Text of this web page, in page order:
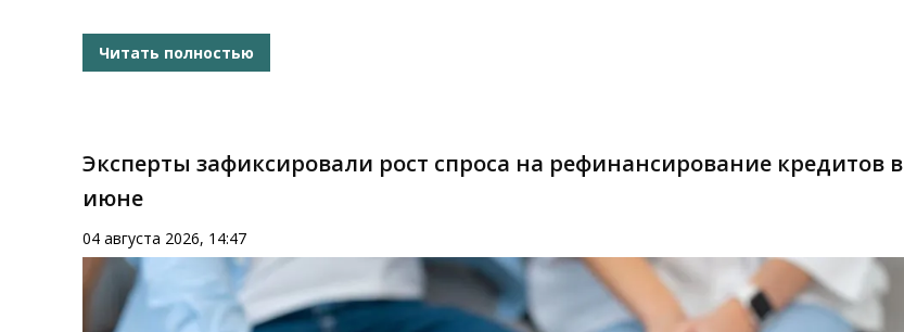
Читать полностью
Эксперты зафиксировали рост спроса на рефинансирование кредитов в
июне
04 августа 2026, 14:47